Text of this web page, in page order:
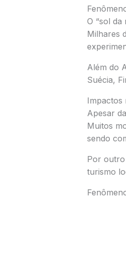
O “sol
Milhares
Além do
Suécia,
Impactos
Apesar
Muitos
sendo
Por outro
turismo